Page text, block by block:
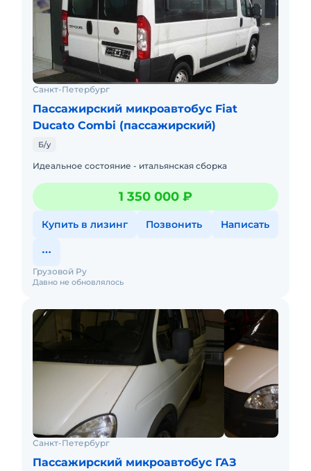
Санкт-Петербург
Пассажирский микроавтобус Fiat
Ducato Combi (пассажирский)
Б/у
Идеальное состояние - итальянская сборка
1 350 000 ₽
Купить в лизинг Позвонить Написать
Давно не обновлялось
Грузовой Ру
Санкт-Петербург
Пассажирский микроавтобус ГАЗ